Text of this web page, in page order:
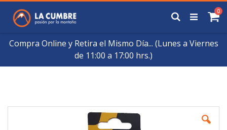
Compra Online y Retira el Mismo Día... (Lunes a Viernes
de 11:00 a 17:00 hrs.)
Contenido
0
Buscar